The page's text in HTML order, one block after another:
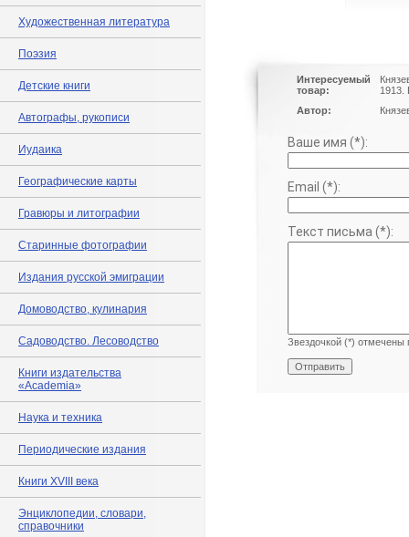
Художественная литература
Поэзия
Детские книги
Автографы, рукописи
Иудаика
Географические карты
Гравюры и литографии
Старинные фотографии
Издания русской эмиграции
Домоводство, кулинария
Садоводство. Лесоводство
Книги издательства
«Academia»
Наука и техника
Периодические издания
Книги XVIII века
Энциклопедии, словари,
справочники
Интересуемый
товар:
1913.
Автор:
Ваше имя (*):
Email (*):
Текст письма (*):
Звездочкой (*) отмечены